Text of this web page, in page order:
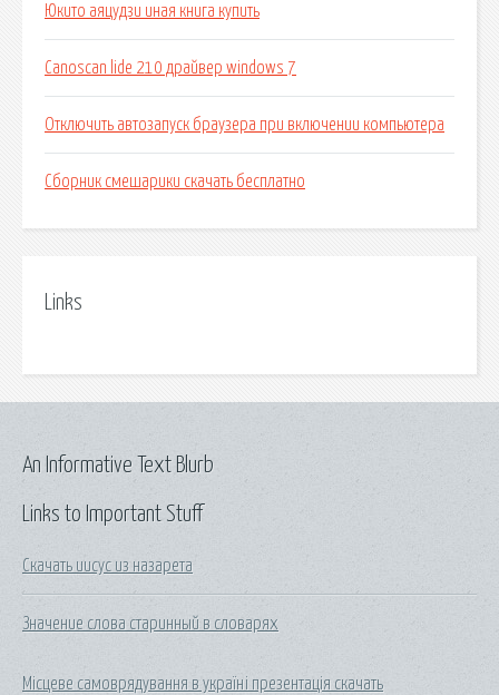
Юкито аяцудзи иная книга купить
Canoscan lide 210 драйвер windows 7
Отключить автозапуск браузера при включении компьютера
Сборник смешарики скачать бесплатно
Links
Links to Important Stuff
Скачать иисус из назарета
Значение слова старинный в словарях
Місцеве самоврядування в україні презентація скачать
An Informative Text Blurb